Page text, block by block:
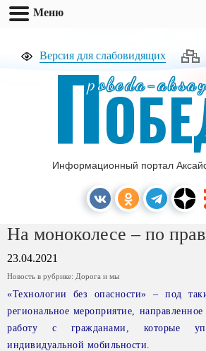
Версия для слабовидящих
pobeda-
П
Информационный портал
На моноколесе – по
23.04.2021
Новость в рубрике: Дорога и мы
«Технологии без опасности» – под
региональное мероприятие,
работу с гражданами, которые
индивидуальной мобильности.
Меню